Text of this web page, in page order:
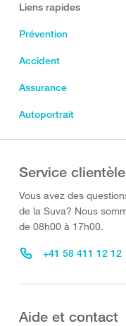
Liens rapides
Prévention
Accident
Assurance
Autoportrait
Service clientèle
Vous avez des
de la Suva? Nous
de 08h00 à 17h00.
+41 58 411 12 12
Aide et contact